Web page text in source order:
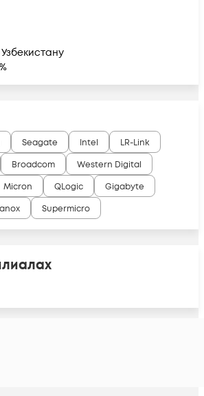
Seagate Intel
LR-Link
Broadcom
Western Digital
Micron QLogic
Gigabyte
Supermicro